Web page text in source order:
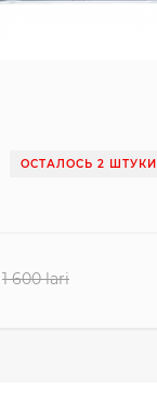
ОСТАЛОСЬ 2 ШТУКИ
1 600 lari